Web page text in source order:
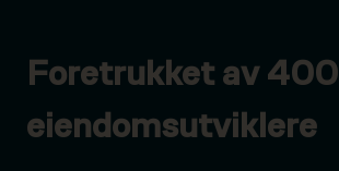
Foretrukket av 400
eiendomsutviklere